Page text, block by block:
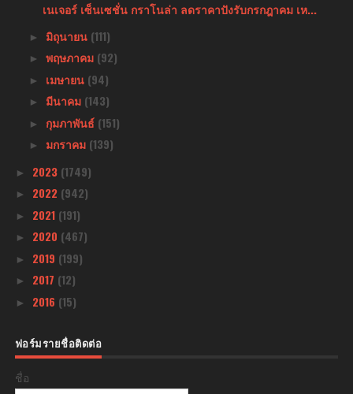
เนเจอร์ เซ็นเซชั่น กราโนล่า ลดราคาปังรับกรกฎาคม เห...
► มิถุนายน (111)
► พฤษภาคม (92)
► เมษายน (94)
► มีนาคม (143)
► กุมภาพันธ์ (151)
► มกราคม (139)
► 2023 (1749)
► 2022 (942)
► 2021 (191)
► 2020 (467)
► 2019 (199)
► 2017 (12)
► 2016 (15)
ฟอร์มรายชื่อติดต่อ
ชื่อ